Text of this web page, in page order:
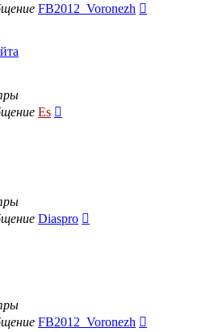
FB2012_Voronezh
Es
Diaspro
FB2012_Voronezh